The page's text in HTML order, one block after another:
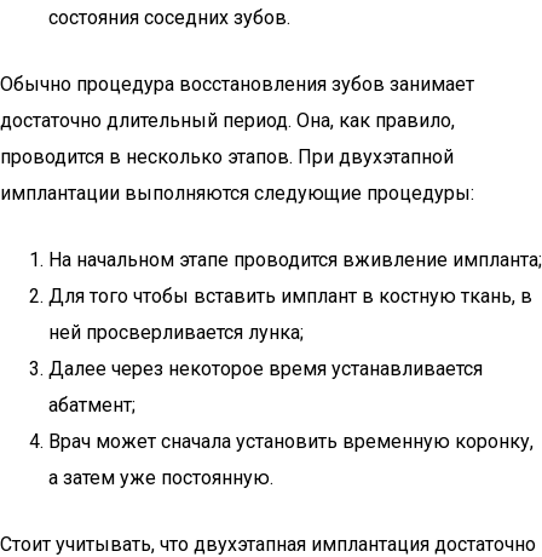
состояния соседних зубов.
Обычно процедура восстановления зубов занимает
достаточно длительный период. Она, как правило,
проводится в несколько этапов. При двухэтапной
имплантации выполняются следующие процедуры:
На начальном этапе проводится вживление импланта;
Для того чтобы вставить имплант в костную ткань, в
ней просверливается лунка;
Далее через некоторое время устанавливается
абатмент;
Врач может сначала установить временную коронку,
а затем уже постоянную.
Стоит учитывать, что двухэтапная имплантация достаточно